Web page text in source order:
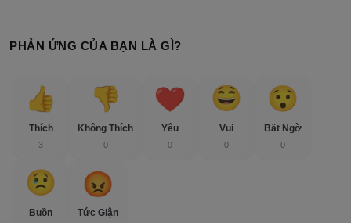
PHẢN ỨNG CỦA BẠN LÀ GÌ?
Thích
3
Không Thích
0
Yêu
0
Vui
0
Bất Ngờ
0
Buồn Tức Giận